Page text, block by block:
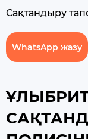
Сақтандыру
WhatsApp жазу